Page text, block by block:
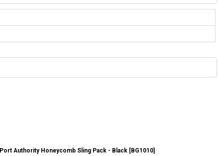
Port Authority Honeycomb Sling Pack - Black [BG1010]